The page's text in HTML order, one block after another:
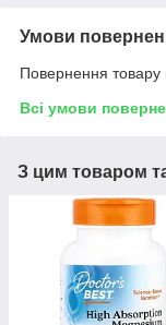
Умови
Повернення товару
Всі умови
З цим товаром